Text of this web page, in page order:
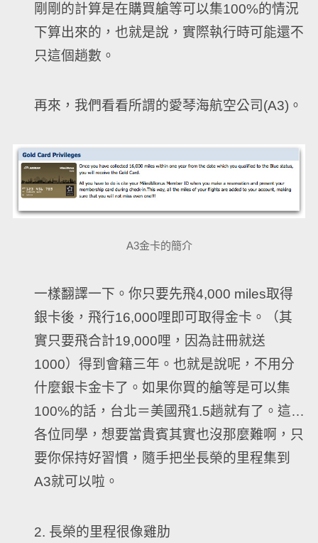
剛剛的計算是在購買艙等可以集100%的情況
下算出來的，也就是說，實際執行時可能還不
只這個趟數。
再來，我們看看所謂的愛琴海航空公司(A3)。
A3金卡的簡介
一樣翻譯一下。你只要先飛4,000 miles取得
銀卡後，飛行16,000哩即可取得金卡。（其
實只要飛合計19,000哩，因為註冊就送
1000）得到會籍三年。也就是說呢，不用分
什麼銀卡金卡了。如果你買的艙等是可以集
100%的話，台北＝美國飛1.5趟就有了。這…
各位同學，想要當貴賓其實也沒那麼難啊，只
要你保持好習慣，隨手把坐長榮的里程集到
A3就可以啦。
2. 長榮的里程很像雞肋